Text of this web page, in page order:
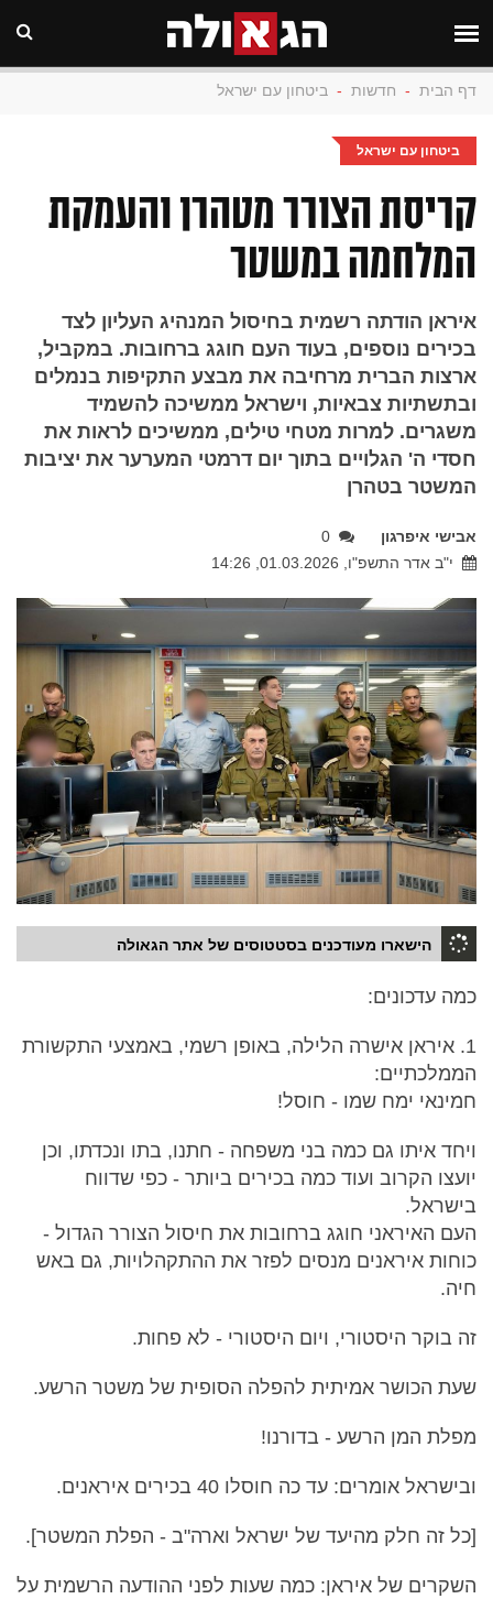
דף הבית - חדשות - ביטחון עם ישראל
ביטחון עם ישראל
קריסת הצורר מטהרן והעמקת
המלחמה במשטר
איראן הודתה רשמית בחיסול המנהיג העליון לצד
בכירים נוספים, בעוד העם חוגג ברחובות. במקביל,
ארצות הברית מרחיבה את מבצע התקיפות בנמלים
ובתשתיות צבאיות, וישראל ממשיכה להשמיד
משגרים. למרות מטחי טילים, ממשיכים לראות את
חסדי ה' הגלויים בתוך יום דרמטי המערער את יציבות
המשטר בטהרן
אבישי איפרגון
0
י"ב אדר התשפ"ו, 01.03.2026, 14:26
הישארו מעודכנים בסטטוסים של אתר הגאולה
כמה עדכונים:
1. איראן אישרה הלילה, באופן רשמי, באמצעי התקשורת
הממלכתיים:
חמינאי ימח שמו - חוסל!
ויחד איתו גם כמה בני משפחה - חתנו, בתו ונכדתו, וכן
יועצו הקרוב ועוד כמה בכירים ביותר - כפי שדווח
בישראל.
העם האיראני חוגג ברחובות את חיסול הצורר הגדול -
כוחות איראנים מנסים לפזר את ההתקהלויות, גם באש
חיה.
זה בוקר היסטורי, ויום היסטורי - לא פחות.
שעת הכושר אמיתית להפלה הסופית של משטר הרשע.
מפלת המן הרשע - בדורנו!
ובישראל אומרים: עד כה חוסלו 40 בכירים איראנים.
[כל זה חלק מהיעד של ישראל וארה"ב - הפלת המשטר].
השקרים של איראן: כמה שעות לפני ההודעה הרשמית על